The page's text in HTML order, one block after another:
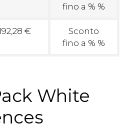
fino a % %
€
Sconto
fino a % %
White